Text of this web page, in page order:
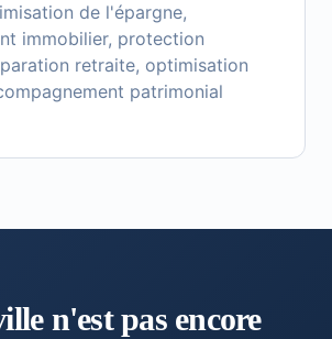
de l'épargne,
immobilier, protection
retraite, optimisation
patrimonial
n'est pas encore